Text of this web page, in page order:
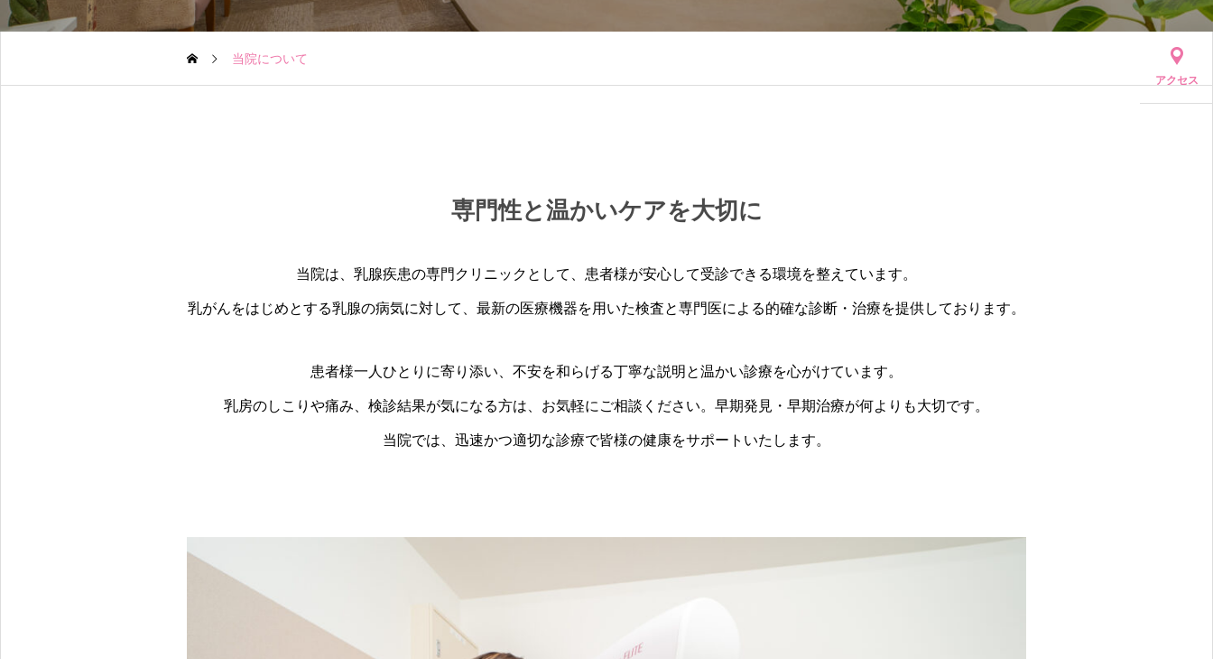
診療案内
アクセス
当院について
専門性と温かいケアを大切に
当院は、乳腺疾患の専門クリニックとして、患者様が安心して受診できる環境を整えています。
乳がんをはじめとする乳腺の病気に対して、最新の医療機器を用いた検査と専門医による的確な診断・治療を提供しております。
患者様一人ひとりに寄り添い、不安を和らげる丁寧な説明と温かい診療を心がけています。
乳房のしこりや痛み、検診結果が気になる方は、お気軽にご相談ください。早期発見・早期治療が何よりも大切です。
当院では、迅速かつ適切な診療で皆様の健康をサポートいたします。